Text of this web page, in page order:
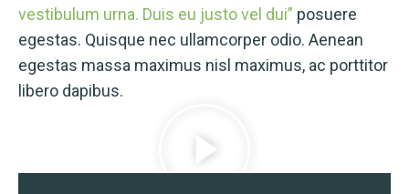
vestibulum urna. Duis eu justo vel dui” posuere
egestas. Quisque nec ullamcorper odio. Aenean
egestas massa maximus nisl maximus, ac porttitor
libero dapibus.